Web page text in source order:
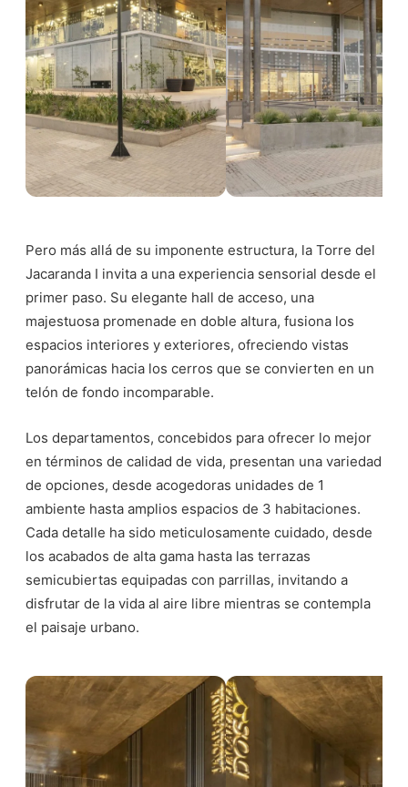
Pero más allá de su imponente estructura, la Torre del
Jacaranda I invita a una experiencia sensorial desde el
primer paso. Su elegante hall de acceso, una
majestuosa promenade en doble altura, fusiona los
espacios interiores y exteriores, ofreciendo vistas
panorámicas hacia los cerros que se convierten en un
telón de fondo incomparable.
Los departamentos, concebidos para ofrecer lo mejor
en términos de calidad de vida, presentan una variedad
de opciones, desde acogedoras unidades de 1
ambiente hasta amplios espacios de 3 habitaciones.
Cada detalle ha sido meticulosamente cuidado, desde
los acabados de alta gama hasta las terrazas
semicubiertas equipadas con parrillas, invitando a
disfrutar de la vida al aire libre mientras se contempla
el paisaje urbano.